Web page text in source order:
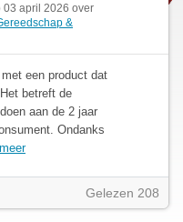
03 april 2026 over
&
een product dat
betreft de
aan de 2 jaar
Ondanks
Gelezen 208